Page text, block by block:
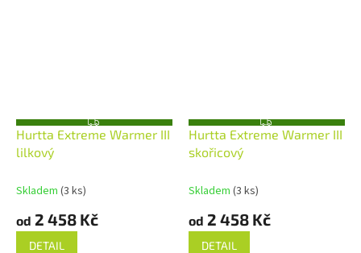
Z
D
A
Hurtta Extreme Warmer III
lilkový
Skladem (3 ks)
od 2 458 Kč
DETAIL
Z
D
A
Hurtta Extreme Warmer III
skořicový
Skladem (3 ks)
od 2 458 Kč
DETAIL